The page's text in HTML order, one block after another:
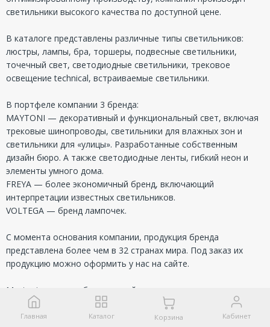
светильники высокого качества по доступной цене.
В каталоге представлены различные типы светильников:
люстры, лампы, бра, торшеры, подвесные светильники,
точечный свет, светодиодные светильники, трековое
освещение technical, встраиваемые светильники.
В портфеле компании 3 бренда:
MAYTONI — декоративный и функциональный свет, включая
трековые шинопроводы, светильники для влажных зон и
светильники для «улицы». Разработанные собственным
дизайн бюро. А также светодиодные ленты, гибкий неон и
элементы умного дома.
FREYA — более экономичный бренд, включающий
интерпретации известных светильников.
VOLTEGA — бренд лампочек.
С момента основания компании, продукция бренда
представлена более чем в 32 странах мира. Под заказ их
продукцию можно оформить у нас на сайте.
Maytoni - создаем безупречный свет, учитывая каждую
деталь!
Главная Каталог Корзина Кабинет